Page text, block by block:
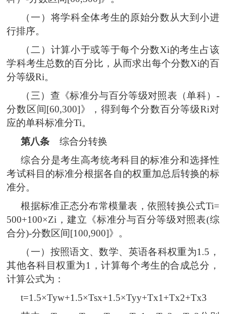
（一）将学科全体考生的原始分数从大到小进
行排序。
（二）计算小于或等于每个分数Xi的考生占该
学科考生总数的百分比，从而求出每个分数Xi的百
分等级Ri。
（三）查《标准分与百分等级对照表（单科）-
分数区间[60,300]》，得到每个分数百分等级Ri对
应的单科标准分Ti。
第八条 综合分转换
综合分是考生高考统考科目的标准分和选择性
考试科目的标准分根据各自的权重加总后转换的标
准分。
根据标准正态分布常模量表，依照转换公式Ti=
500+100×Zi，建立《标准分与百分等级对照表(综
合分)-分数区间[100,900]》。
（一）按照语文、数学、英语各科权重为1.5，
其他各科目权重为1，计算每个考生的合成总分，
计算公式为：
t=1.5×Tyw+1.5×Tsx+1.5×Tyy+Tx1+Tx2+Tx3